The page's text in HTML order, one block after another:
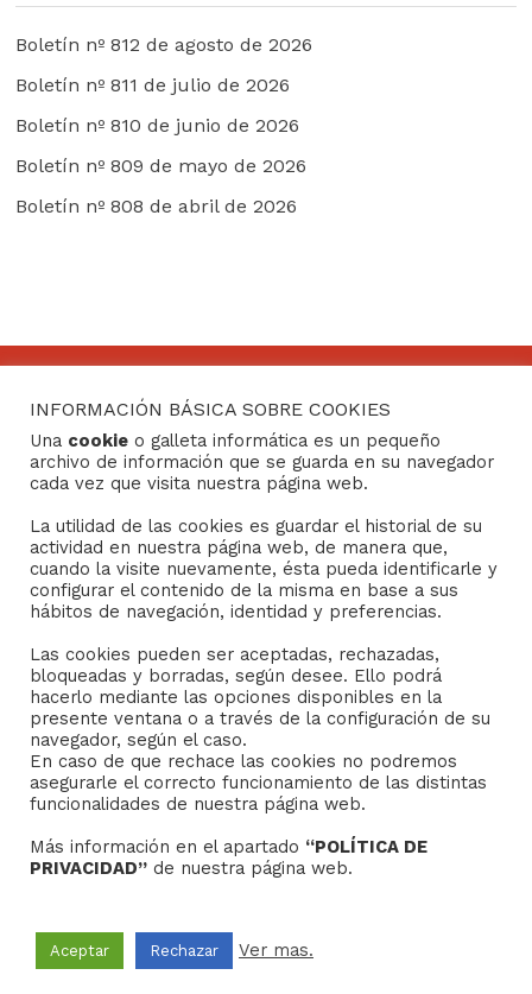
Boletín nº 812 de agosto de 2026
Boletín nº 811 de julio de 2026
Boletín nº 810 de junio de 2026
Boletín nº 809 de mayo de 2026
Boletín nº 808 de abril de 2026
CONTACTO
Consejo General de Hermandades y Cofradías de la
ciudad de Sevilla
C/ San Gregorio 26. 41004- Sevilla
(+34) 954 21 59 27
boletin@hermandades-de-sevilla.org
AVISO LEGAL
Sus datos seguros.
Política de Cookies.
Copyright © 2022Grupo Studium Formación
INFORMACIÓN BÁSICA SOBRE COOKIES
Una cookie o galleta informática es un pequeño
archivo de información que se guarda en su navegador
cada vez que visita nuestra página web.
La utilidad de las cookies es guardar el historial de su
actividad en nuestra página web, de manera que,
cuando la visite nuevamente, ésta pueda identificarle y
configurar el contenido de la misma en base a sus
hábitos de navegación, identidad y preferencias.
Las cookies pueden ser aceptadas, rechazadas,
bloqueadas y borradas, según desee. Ello podrá
hacerlo mediante las opciones disponibles en la
presente ventana o a través de la configuración de su
navegador, según el caso.
En caso de que rechace las cookies no podremos
asegurarle el correcto funcionamiento de las distintas
funcionalidades de nuestra página web.
Más información en el apartado “POLÍTICA DE
PRIVACIDAD” de nuestra página web.
Aceptar Rechazar Ver mas.